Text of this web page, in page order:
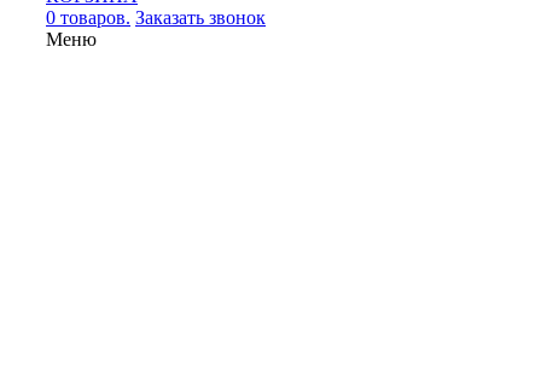
0 товаров. Заказать звонок
Меню